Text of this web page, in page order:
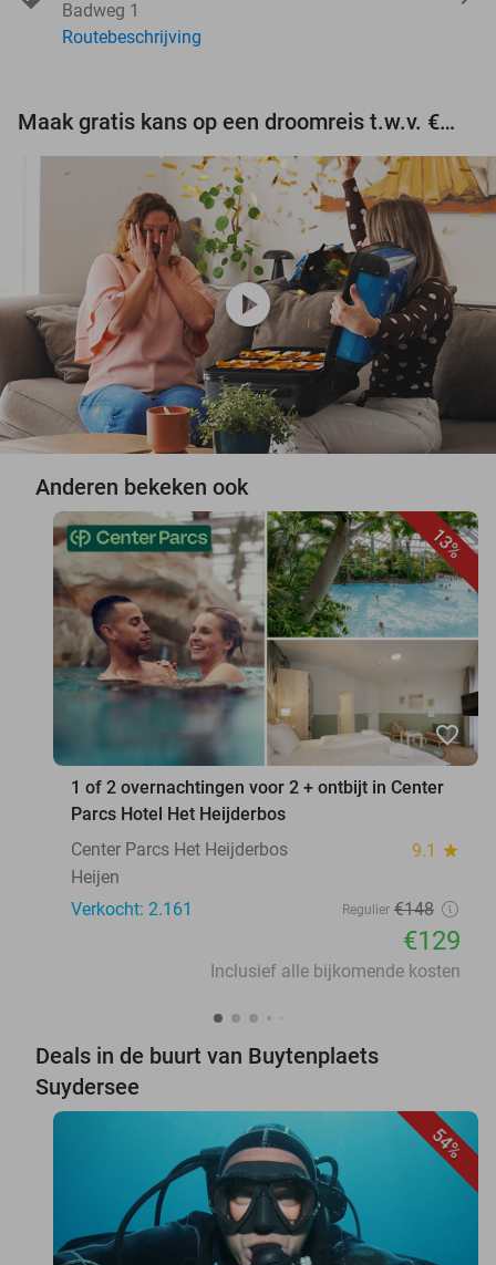
Badweg 1
Routebeschrijving
Maak gratis kans op een droomreis t.w.v. €3.000!
play_circle
Anderen bekeken ook
13%
favorite_border
1 of 2 overnachtingen voor 2 + ontbijt in Center
Parcs Hotel Het Heijderbos
Center Parcs Het Heijderbos
9.1 star
Heijen
Verkocht: 2.161
Regulier €148
€129
Inclusief alle bijkomende kosten
Deals in de buurt van Buytenplaets
Suydersee
54%